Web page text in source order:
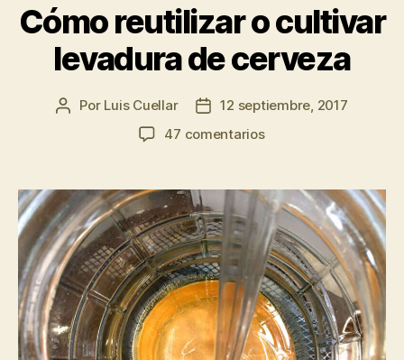
Cómo reutilizar o cultivar
levadura de cerveza
Autor
Por Luis Cuellar
Fecha12 septiembre, 2017
47 comentariosen
o
cultivar
levadura
de
cerveza